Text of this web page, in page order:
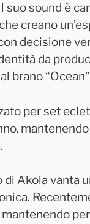
suo sound è
creano
decisione
da
brano
per set
Akola vanta